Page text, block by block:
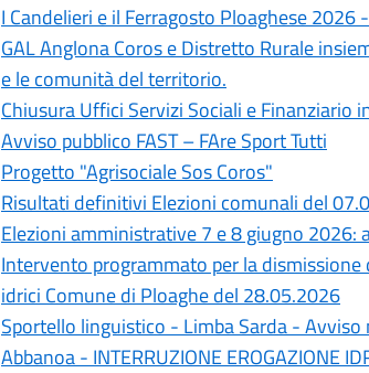
I Candelieri e il Ferragosto Ploaghese 2026
GAL Anglona Coros e Distretto Rurale
e le comunità del territorio.
Chiusura Uffici Servizi Sociali e Finanziario
Avviso pubblico FAST – FAre Sport Tutti
Progetto "Agrisociale Sos Coros"
Risultati definitivi Elezioni comunali del
Elezioni amministrative 7 e 8 giugno
Intervento programmato per la
idrici Comune di Ploaghe del 28.05.2026
Sportello linguistico - Limba Sarda - Avviso
Abbanoa - INTERRUZIONE EROGAZIONE